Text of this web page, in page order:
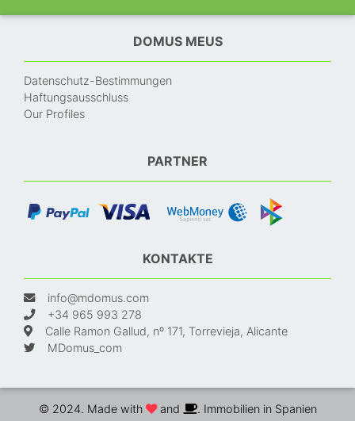
DOMUS MEUS
Datenschutz-Bestimmungen
Haftungsausschluss
Our Profiles
PARTNER
KONTAKTE
info@mdomus.com
+34 965 993 278
Calle Ramon Gallud, nº 171, Torrevieja, Alicante
MDomus_com
© 2024. Made with and . Immobilien in Spanien